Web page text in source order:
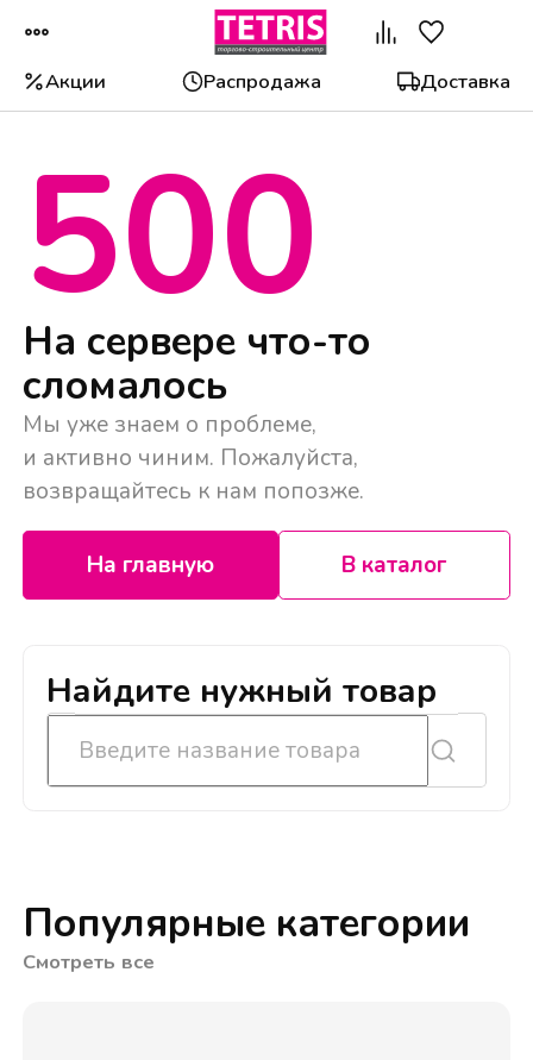
Акции Распродажа Доставка
500
На сервере что-то
сломалось
Мы уже знаем о проблеме,
и активно чиним. Пожалуйста,
возвращайтесь к нам попозже.
На главную В каталог
Найдите нужный товар
Популярные категории
Смотреть все